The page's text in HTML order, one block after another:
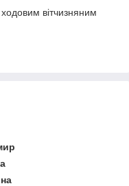
вітчизняним